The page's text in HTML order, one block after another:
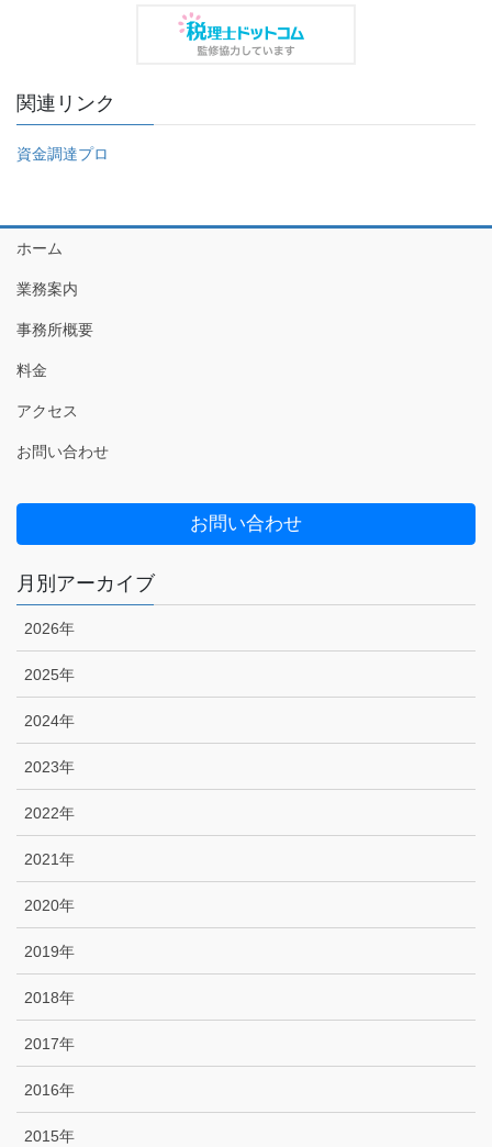
関連リンク
資金調達プロ
ホーム
業務案内
事務所概要
料金
アクセス
お問い合わせ
お問い合わせ
月別アーカイブ
2026年
2025年
2024年
2023年
2022年
2021年
2020年
2019年
2018年
2017年
2016年
2015年